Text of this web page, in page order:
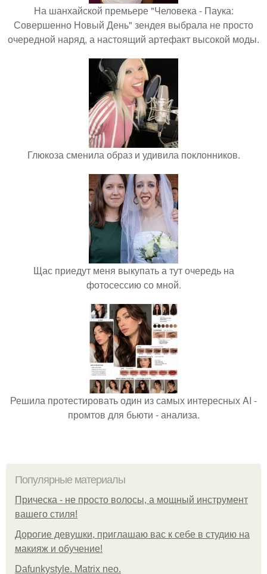
На шанхайской премьере "Человека - Паука:
Совершенно Новый День" зендея выбрала не просто
очередной наряд, а настоящий артефакт высокой моды.
Глюкоза сменила образ и удивила поклонников.
Щас приедут меня выкупать а тут очередь на
фотосессию со мной.
Решила протестировать один из самых интересных AI -
промтов для бьюти - анализа.
Популярные материалы
Прическа - не просто волосы, а мощный инструмент
вашего стиля!
Дорогие девушки, приглашаю вас к себе в студию на
макияж и обучение!
Dafunkystyle. Matrix neo.